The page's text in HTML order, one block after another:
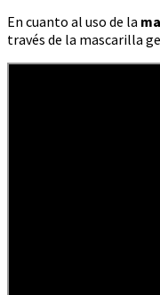
En cuanto al uso de la
través de la mascarilla